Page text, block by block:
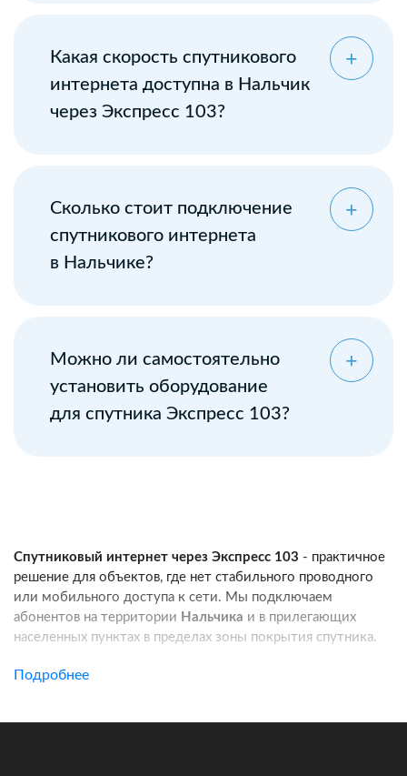
Какая скорость спутникового
интернета доступна в Нальчик
через Экспресс 103?
Сколько стоит подключение
спутникового интернета
в Нальчике?
Можно ли самостоятельно
установить оборудование
для спутника Экспресс 103?
Спутниковый интернет через Экспресс 103 - практичное
решение для объектов, где нет стабильного проводного
или мобильного доступа к сети. Мы подключаем
абонентов на территории Нальчика и в прилегающих
населенных пунктах в пределах зоны покрытия спутника.
Услуга подходит для частных домов, дач, фермерских
Подробнее